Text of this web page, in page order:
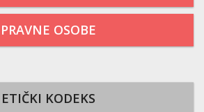
PRAVNE OSOBE
ETIČKI KODEKS